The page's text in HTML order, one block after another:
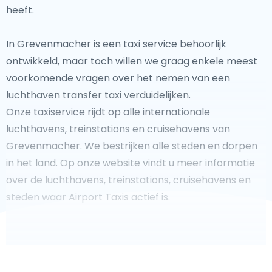
heeft.
In Grevenmacher is een taxi service behoorlijk
ontwikkeld, maar toch willen we graag enkele meest
voorkomende vragen over het nemen van een
luchthaven transfer taxi verduidelijken.
Onze taxiservice rijdt op alle internationale
luchthavens, treinstations en cruisehavens van
Grevenmacher. We bestrijken alle steden en dorpen
in het land. Op onze website vindt u meer informatie
over de luchthavens, treinstations, cruisehavens en
steden waar Airport Taxis actief is.